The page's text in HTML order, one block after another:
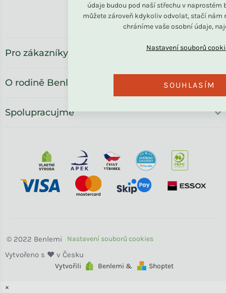
údaje budou pod naší střechu v naprostém
můžete zároveň kdykoliv odvolat, stačí nám
chráníme vaše osobní údaje,
SOUHLASÍM
Benlemi.ro
Pro zákazníky
O rodině Benlemi
Spolupracujme
Vytvořili Benlemi & Shoptet
Benlemi
×